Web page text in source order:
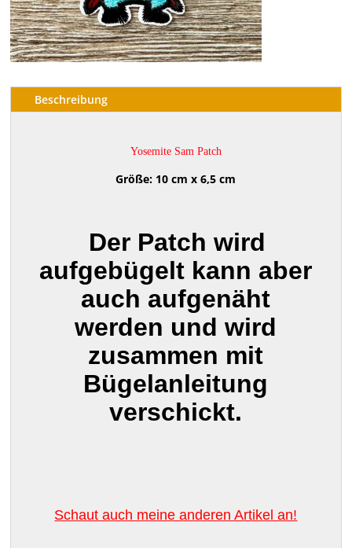
Beschreibung
Yosemite Sam Patch
Größe: 10 cm x 6,5 cm
Der Patch wird
aufgebügelt kann aber
auch aufgenäht
werden und wird
zusammen mit
Bügelanleitung
verschickt.
Schaut auch meine anderen Artikel an!